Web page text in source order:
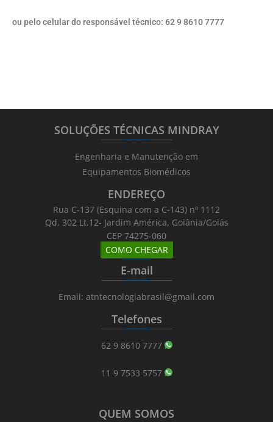
ou pelo celular do responsável técnico: 62 9 8610 7777
SOLUÇÕES TÉCNICAS MINDRAY
_______________________
Engenharia e Manutenção em
Equipamentos Biomédicos
ENDEREÇO
Rua C-137 (Esquina com a C-143) nº 1112
Qd. 302 Lt.12- Jardim América, Goiânia/Goiás
CEP 74275-060
COMO CHEGAR
_______________________
E-mail
_______________________
Email: atntecnologiabrasil@gmail.com
Telefones
_______________________
62 9 8610 7777
11 9 7533 5757
QUEM SOMOS
_______________________